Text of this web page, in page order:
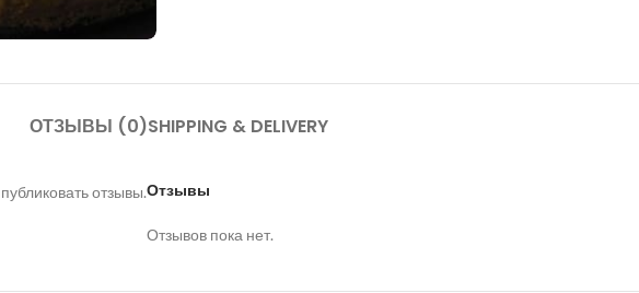
ОТЗЫВЫ (0)SHIPPING & DELIVERY
Отзывы
Отзывов пока нет.
отзывы.